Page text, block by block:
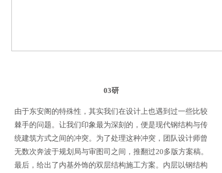
03研
由于东安阁的特殊性，其实我们在设计上也遇到过一些比较
棘手的问题。让我们印象最为深刻的，便是现代钢结构与传
统建筑方式之间的冲突。为了处理这种冲突，团队设计师曾
无数次奔波于规划局与审图司之间，推翻过20多版方案稿。
最后，给出了内基外饰的双层结构施工方案。内层以钢结构